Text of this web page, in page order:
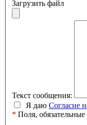
Загрузить файл
Текст сообщения:
Я даю Согласие
* Поля,